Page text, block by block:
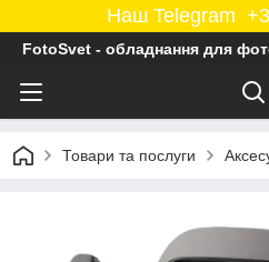
Наш Telegram
FotoSvet - обладнання для
Товари та послуги